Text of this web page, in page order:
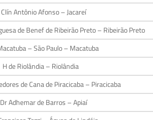
Clín Antônio Afonso – Jacareí
de Benef de Ribeirão Preto – Ribeirão Preto
– São Paulo – Macatuba
H de Riolândia – Riolândia
de Cana de Piracicaba – Piracicaba
Adhemar de Barros – Apiaí